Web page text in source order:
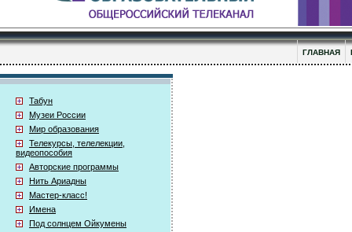
ГЛАВНАЯ
Табун
Музеи России
Мир образования
Телекурсы, телелекции,
видеопособия
Авторские программы
Нить Ариадны
Мастер-класс!
Имена
Под солнцем Ойкумены